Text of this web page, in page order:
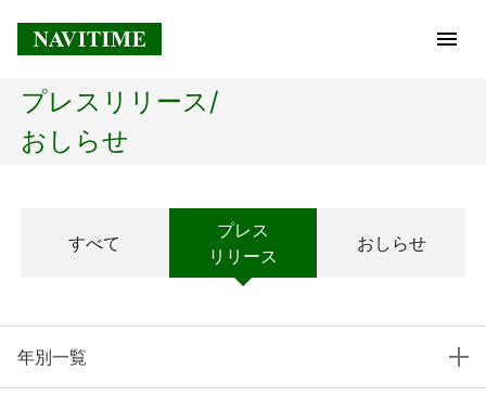
トップページ
経営理念
プレスリリース/
おしらせ
すべて
プレス
リリース
おしらせ
年別一覧